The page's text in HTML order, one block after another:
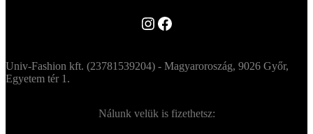
Instagram
Facebook
Univ-Fashion kft. (23781539204) - Magyaroroszág, 9026 Győr,
Egyetem tér 1.
Nálunk velük is fizethetsz: